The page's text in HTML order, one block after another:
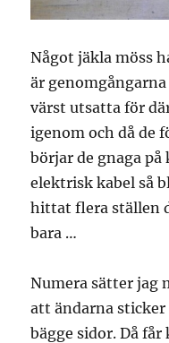
Något jäkla möss
är
värst utsatta för
igenom och då de
börjar de gnaga på
elektrisk kabel så
hittat flera ställen
bara …
Numera sätter jag
att ändarna sticker
bägge sidor. Då